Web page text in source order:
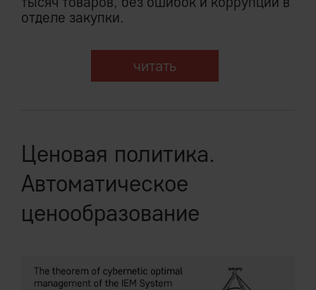
отделе закупки.
читать
Ценовая политика.
Автоматическое
ценообразование